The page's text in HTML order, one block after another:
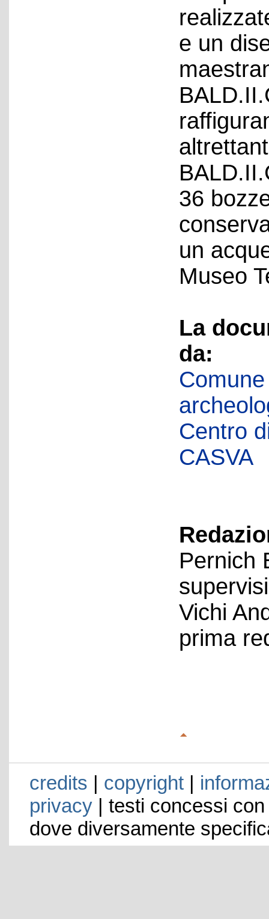
e un
36
un
Museo
La
da:
Centro
CASVA
Pernich
Vichi
prima
credits | copyright|
privacy| testi concessi
dove diversamente